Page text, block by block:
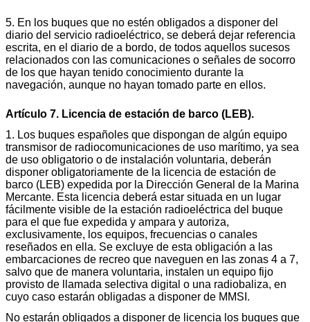
5. En los buques que no estén obligados a disponer del
diario del servicio radioeléctrico, se deberá dejar referencia
escrita, en el diario de a bordo, de todos aquellos sucesos
relacionados con las comunicaciones o señales de socorro
de los que hayan tenido conocimiento durante la
navegación, aunque no hayan tomado parte en ellos.
Artículo 7. Licencia de estación de barco (LEB).
1. Los buques españoles que dispongan de algún equipo
transmisor de radiocomunicaciones de uso marítimo, ya sea
de uso obligatorio o de instalación voluntaria, deberán
disponer obligatoriamente de la licencia de estación de
barco (LEB) expedida por la Dirección General de la Marina
Mercante. Esta licencia deberá estar situada en un lugar
fácilmente visible de la estación radioeléctrica del buque
para el que fue expedida y ampara y autoriza,
exclusivamente, los equipos, frecuencias o canales
reseñados en ella. Se excluye de esta obligación a las
embarcaciones de recreo que naveguen en las zonas 4 a 7,
salvo que de manera voluntaria, instalen un equipo fijo
provisto de llamada selectiva digital o una radiobaliza, en
cuyo caso estarán obligadas a disponer de MMSI.
No estarán obligados a disponer de licencia los buques que